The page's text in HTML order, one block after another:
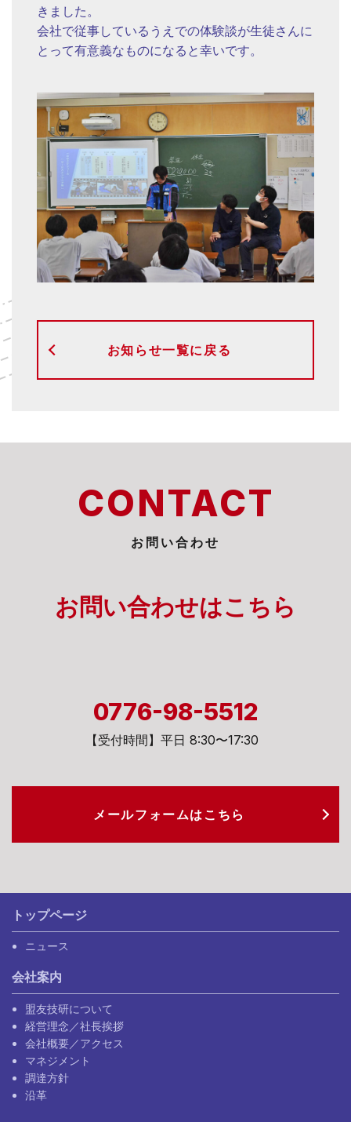
きました。
会社で従事しているうえでの体験談が生徒さんに
とって有意義なものになると幸いです。
お知らせ一覧に戻る
CONTACT
お問い合わせ
お問い合わせはこちら
0776-98-5512
【受付時間】平日 8:30〜17:30
メールフォームは こちら
トップページ
ニュース
会社案内
盟友技研について
経営理念／社長挨拶
会社概要／アクセス
マネジメント
調達方針
沿革